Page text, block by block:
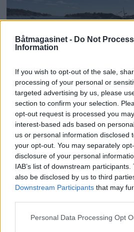
Båtmagasinet - Do Not
Information
If you wish to opt-out of the sale,
processing of your personal or
targeted advertising by us, please
section to confirm your selection.
opt-out request is processed you
interest-based ads based on
us or personal information disclosed
your opt-out. You may separately
disclosure of your personal
IAB’s list of downstream
also be disclosed by us to third
Downstream Participants that may
Personal Data Processing Opt